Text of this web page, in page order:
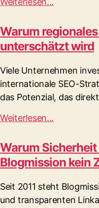
Warum
unterschätzt wird
Viele Unternehmen
internationale SEO-
das Potenzial, das
Weiterlesen...
Warum
Blogmission kein
Seit 2011 steht
und transparenten